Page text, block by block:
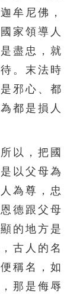
牟尼佛，
家領導人
盡忠，就
。末法時
邪心、都
都是損人
以，把國
以父母為
為尊，忠
德跟父母
的地方是
古人的名
稱名，如
那是侮辱